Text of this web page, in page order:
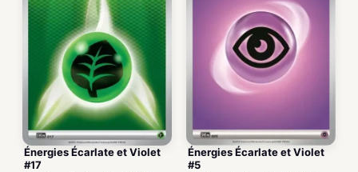
Énergies Écarlate et Violet
#17
Énergies Écarlate et Violet
#5